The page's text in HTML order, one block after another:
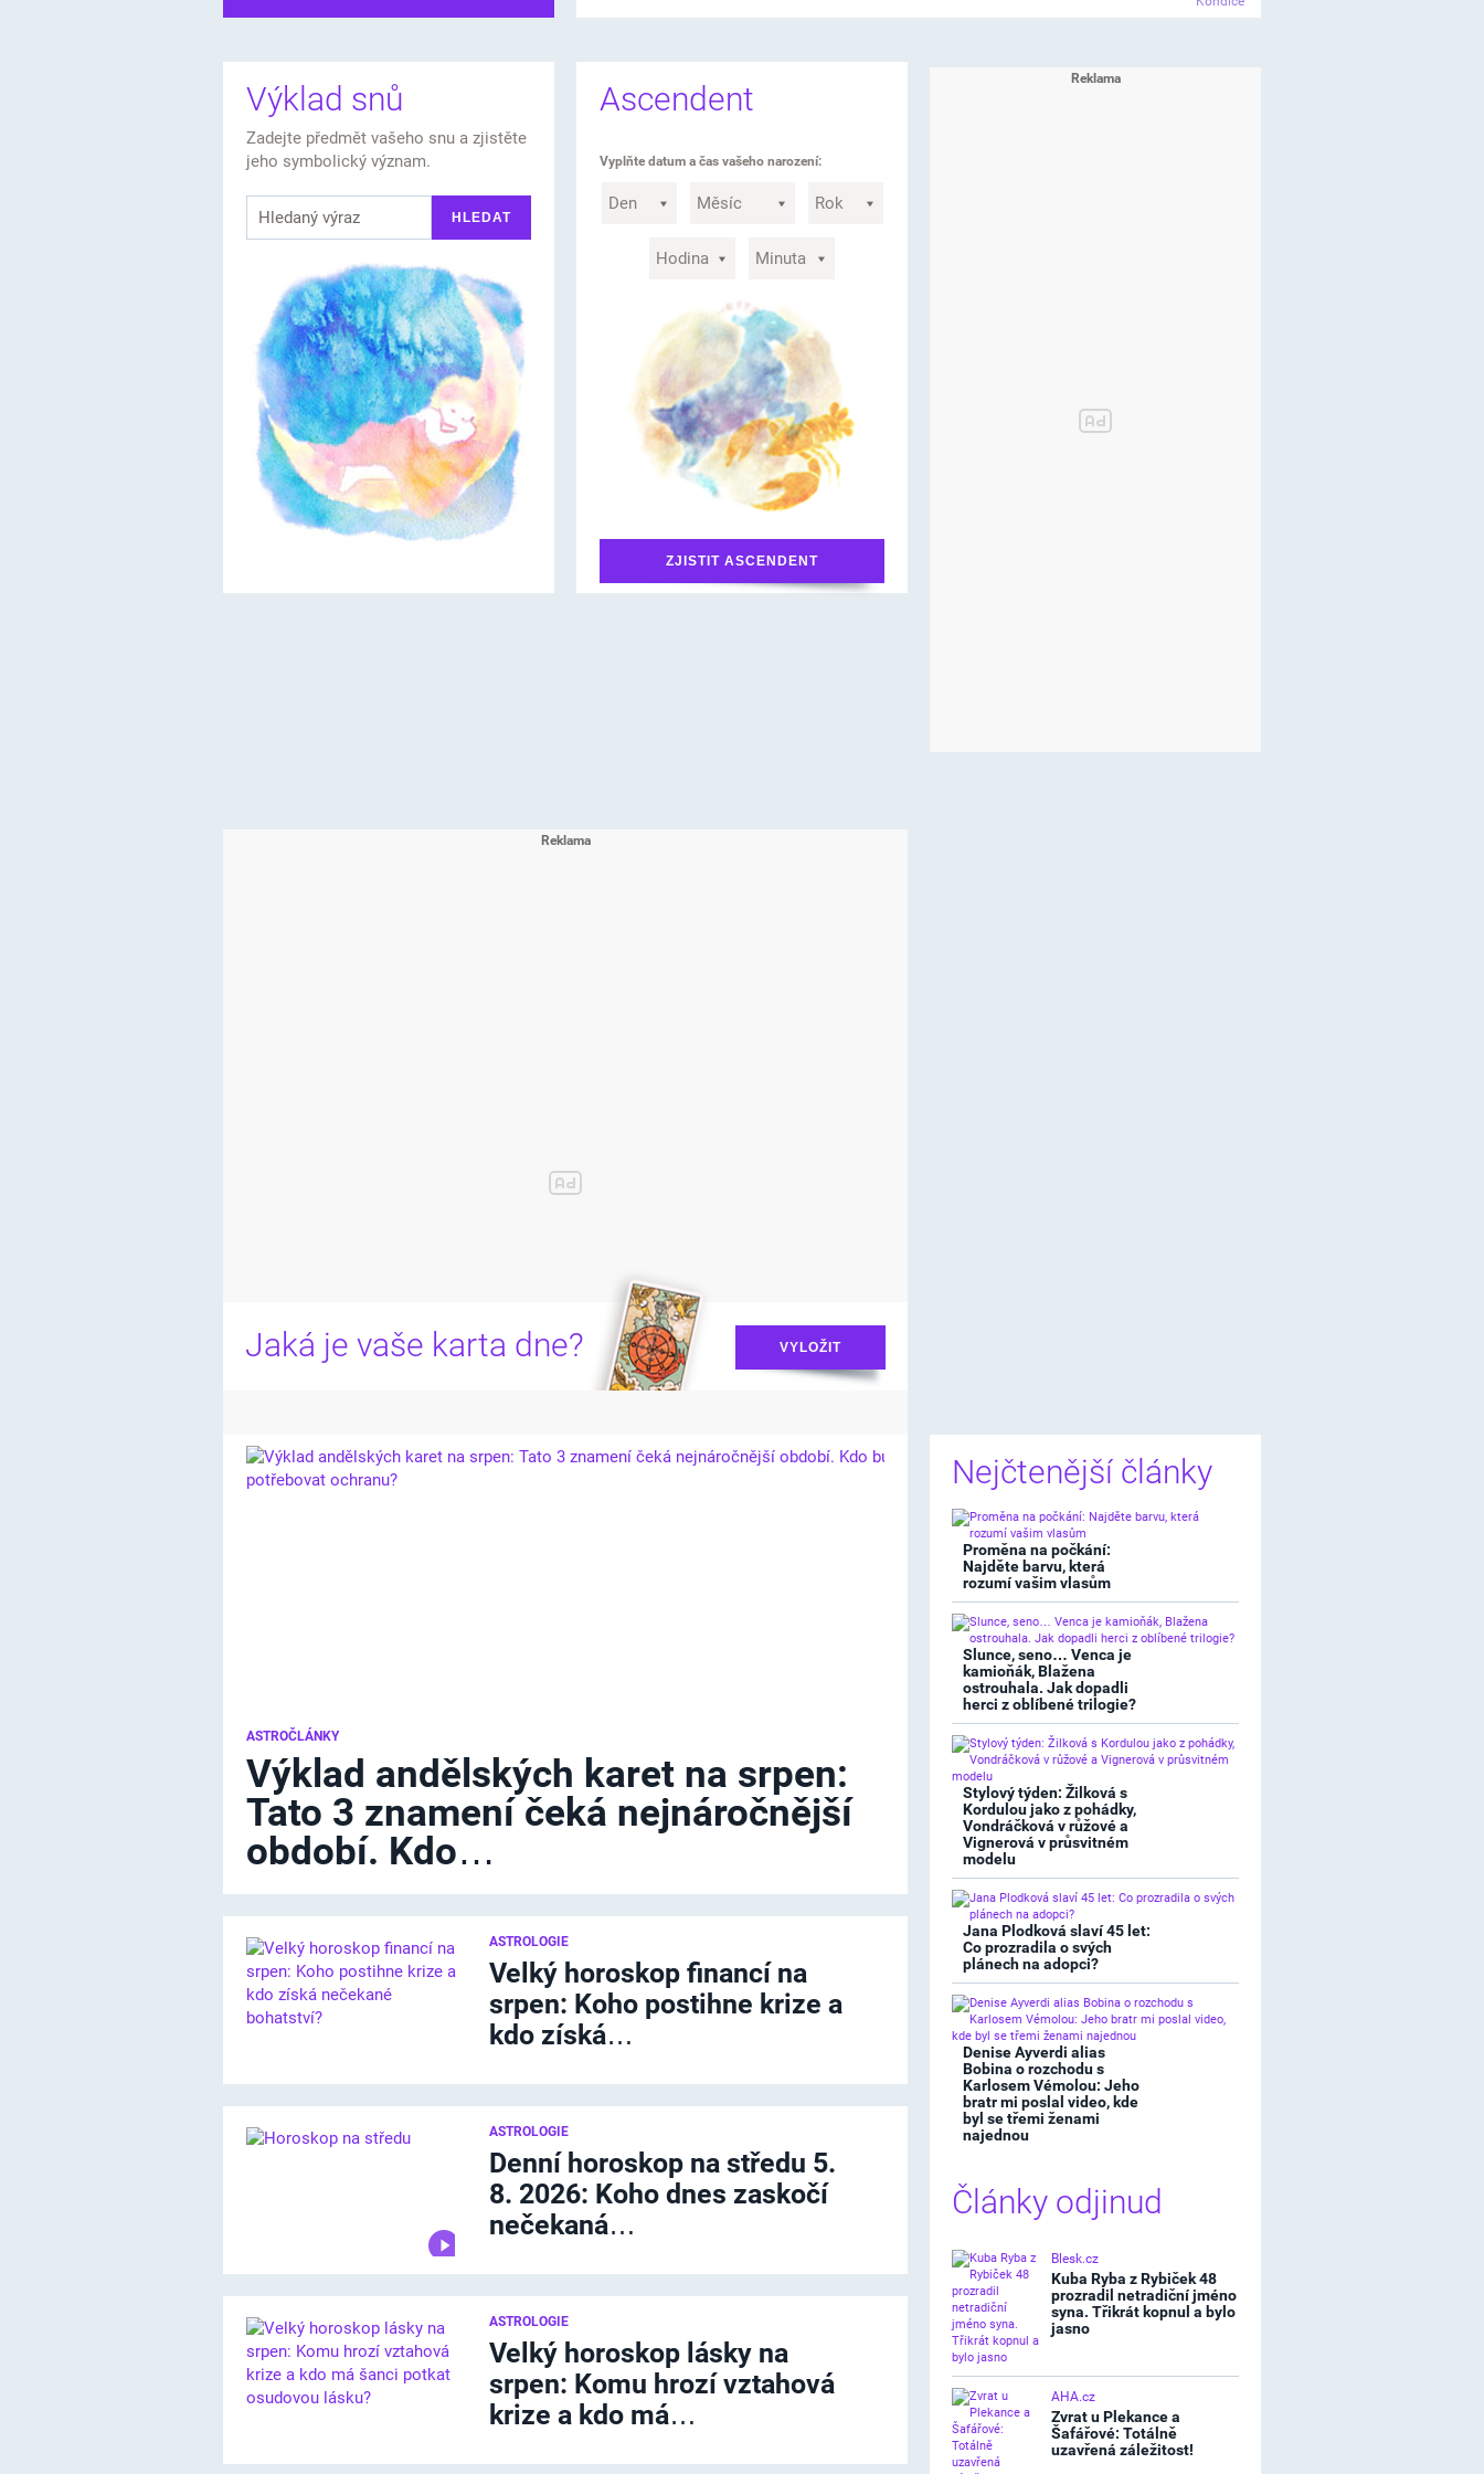
Výklad snů
Zadejte předmět vašeho snu a zjistěte
jeho symbolický význam.
HLEDAT
Ascendent
Vyplňte datum a čas vašeho narození:
Jaká je vaše karta dne? VYLOŽIT
ASTROČLÁNKY
Výklad andělských karet na srpen:
Tato 3 znamení čeká nejnáročnější
období. Kdo…
ASTROLOGIE
Velký horoskop financí na
srpen: Koho postihne krize a
kdo získá…
ASTROLOGIE
Denní horoskop na středu 5.
8. 2026: Koho dnes zaskočí
nečekaná…
ASTROLOGIE
Velký horoskop lásky na
srpen: Komu hrozí vztahová
krize a kdo má…
Nejčtenější články
Proměna na počkání:
Najděte barvu, která
rozumí vašim vlasům
Slunce, seno… Venca je
kamioňák, Blažena
ostrouhala. Jak dopadli
herci z oblíbené trilogie?
Stylový týden: Žilková s
Kordulou jako z pohádky,
Vondráčková v růžové a
Vignerová v průsvitném
modelu
Jana Plodková slaví 45 let:
Co prozradila o svých
plánech na adopci?
Denise Ayverdi alias
Bobina o rozchodu s
Karlosem Vémolou: Jeho
bratr mi poslal video, kde
byl se třemi ženami
najednou
Články odjinud
Blesk.cz
Kuba Ryba z Rybiček 48
prozradil netradiční jméno
syna. Třikrát kopnul a bylo
jasno
AHA.cz
Zvrat u Plekance a
Šafářové: Totálně
uzavřená záležitost!